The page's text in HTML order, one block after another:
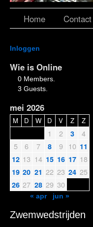
Home Contact
Inloggen
Wie is Online
0 Members.
3 Guests.
mei 2026
M D W D V Z Z
1 2 3
4
5
6 7 8 9 10 11
12 13 14 15 16 17 18
19 20 21 22 23 24 25
26 27 28 29 30
« apr jun »
Zwemwedstrijden